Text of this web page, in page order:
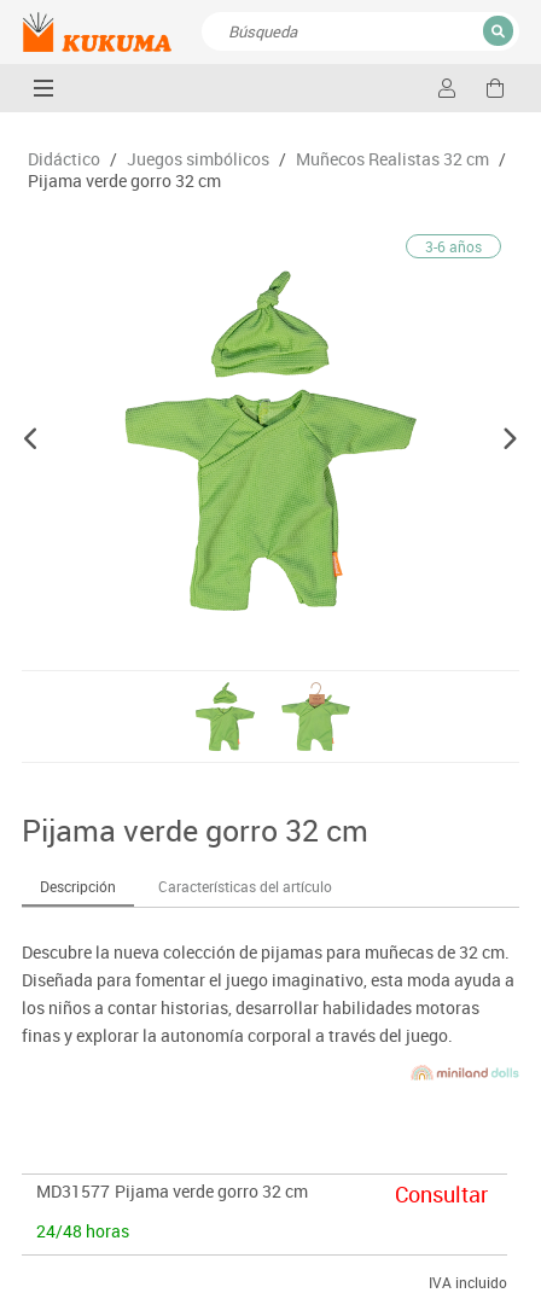
CERRAR
Didáctico / Juegos simbólicos / Muñecos Realistas 32 cm /
Pijama verde gorro 32 cm
3-6 años
Pijama verde gorro 32 cm
Descripción Características del artículo
Descubre la nueva colección de pijamas para muñecas de 32 cm.
Diseñada para fomentar el juego imaginativo, esta moda ayuda a
los niños a contar historias, desarrollar habilidades motoras
finas y explorar la autonomía corporal a través del juego.
MD31577 Pijama verde gorro 32 cm
24/48 horas
Consultar
IVA incluido